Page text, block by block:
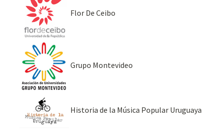
Flor De Ceibo
Grupo Montevideo
Historia de la Música Popular Uruguaya